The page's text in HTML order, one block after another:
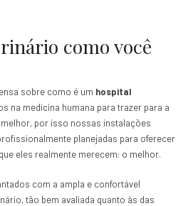
como você
sobre como é um hospital
na medicina humana para trazer para a
melhor, por isso nossas instalações
planejadas para oferecer
eles realmente merecem: o melhor.
com a ampla e confortável
tão bem avaliada quanto às das